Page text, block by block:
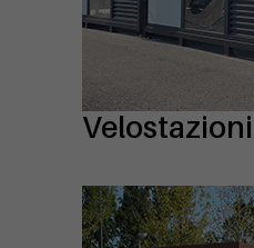
Velostazioni